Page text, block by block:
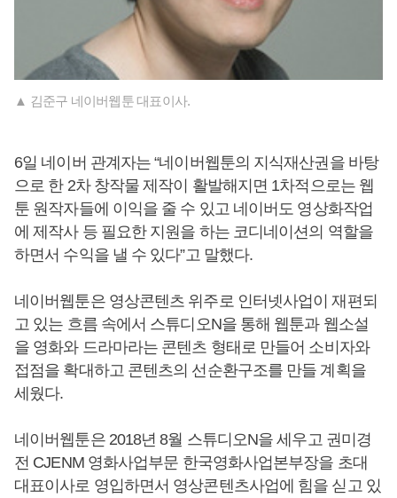
▲ 김준구 네이버웹툰 대표이사.
6일 네이버 관계자는 “네이버웹툰의 지식재산권을 바탕
으로 한 2차 창작물 제작이 활발해지면 1차적으로는 웹
툰 원작자들에 이익을 줄 수 있고 네이버도 영상화작업
에 제작사 등 필요한 지원을 하는 코디네이션의 역할을
하면서 수익을 낼 수 있다”고 말했다.
네이버웹툰은 영상콘텐츠 위주로 인터넷사업이 재편되
고 있는 흐름 속에서 스튜디오N을 통해 웹툰과 웹소설
을 영화와 드라마라는 콘텐츠 형태로 만들어 소비자와
접점을 확대하고 콘텐츠의 선순환구조를 만들 계획을
세웠다.
네이버웹툰은 2018년 8월 스튜디오N을 세우고 권미경
전 CJENM 영화사업부문 한국영화사업본부장을 초대
대표이사로 영입하면서 영상콘텐츠사업에 힘을 싣고 있